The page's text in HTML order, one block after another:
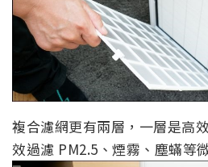
複合濾網更有兩層，一層是高
效過濾 PM2.5、煙霧、塵蟎等